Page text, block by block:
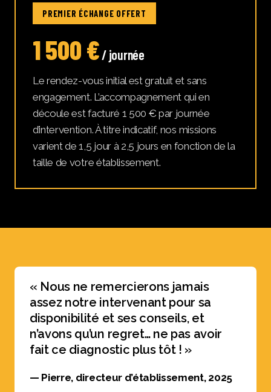
PREMIER ÉCHANGE OFFERT
1 500 €/ journée
Le rendez-vous initial est gratuit et sans
engagement. L’accompagnement qui en
découle est facturé 1 500 € par journée
d’intervention. À titre indicatif, nos missions
varient de 1,5 jour à 2,5 jours en fonction de la
taille de votre établissement.
« Nous ne remercierons jamais
assez notre intervenant pour sa
disponibilité et ses conseils, et
n’avons qu’un regret… ne pas avoir
fait ce diagnostic plus tôt ! »
— Pierre, directeur d’établissement, 2025